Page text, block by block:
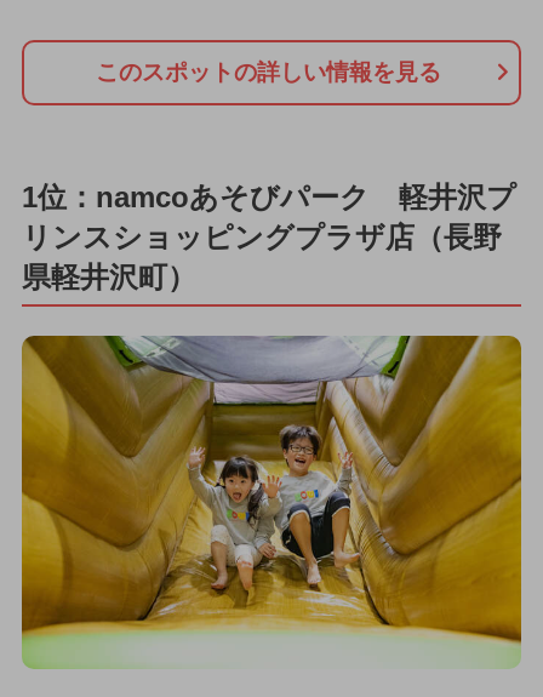
このスポットの詳しい情報を見る
1位：namcoあそびパーク 軽井沢プ
リンスショッピングプラザ店（長野
県軽井沢町）